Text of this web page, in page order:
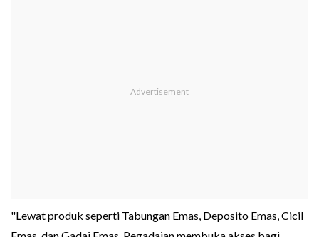
"Lewat produk seperti Tabungan Emas, Deposito Emas, Cicil